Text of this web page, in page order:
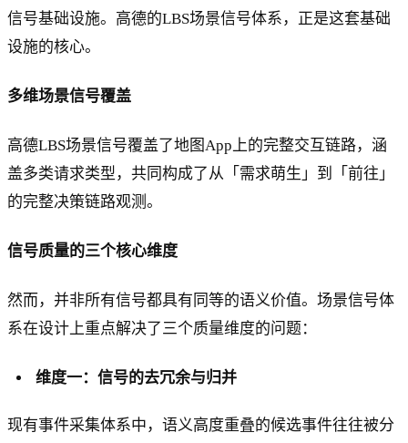
信号基础设施。高德的LBS场景信号体系，正是这套基础
设施的核心。
多维场景信号覆盖
高德LBS场景信号覆盖了地图App上的完整交互链路，涵
盖多类请求类型，共同构成了从「需求萌生」到「前往」
的完整决策链路观测。
信号质量的三个核心维度
然而，并非所有信号都具有同等的语义价值。场景信号体
系在设计上重点解决了三个质量维度的问题：
维度一：信号的去冗余与归并
现有事件采集体系中，语义高度重叠的候选事件往往被分